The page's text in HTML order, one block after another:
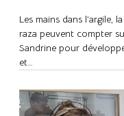
Les mains dans l’ar­gile,
raza peuvent comp­ter
Sandrine pour
et…